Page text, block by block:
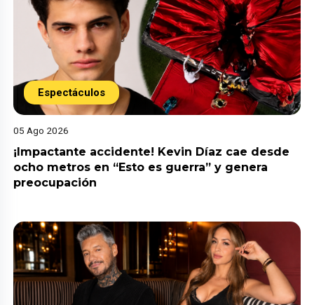
Espectáculos
05 Ago 2026
¡Impactante accidente! Kevin Díaz cae desde
ocho metros en “Esto es guerra” y genera
preocupación